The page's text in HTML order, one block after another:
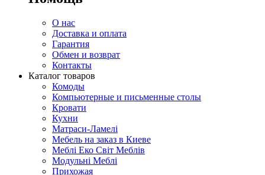
О нас
Доставка и оплата
Гарантия
Обмен и возврат
Контакты
Каталог товаров
Комоды
Компьютерные и письменные столы
Кровати
Кухни
Матраси-Ламелі
Мебель на заказ в Киеве
Меблі Еко Світ Меблів
Модульні Меблі
Прихожая